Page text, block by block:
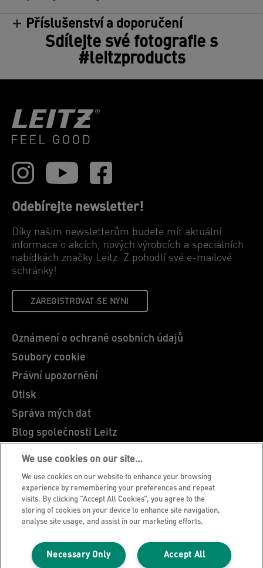
Příslušenství a doporučení
Sdílejte své fotografie s
#leitzproducts
Odebírejte newsletter!
Díky našim newsletterům budete mít aktuální
informace o akcích, nových výrobcích a speciálních
nabídkách značky Leitz. Z pohodlí své e-mailové
schránky!
ZAREGISTROVAT SE NYNI
Oznámení o ochraně osobních údajů
Soubory cookie
Právní upozornění
Otisk
Správa mých dat
Blog společnosti Leitz
Zákaznická podpora
Pokyny pro recyklaci obalů
Záruční podmínky
Prohlášení o shodě
Mapa stránek
We use cookies on our site…
We use cookies on our website to enhance your browsing
experience by remembering your preferences and repeat
visits. By clicking “Accept All Cookies”, you agree to the
storing of cookies on your device to enhance site navigation,
analyse site usage, and assist in our marketing efforts.
Accept All
Necessary Only